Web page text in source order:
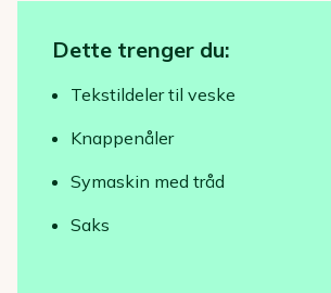
Dette trenger du:
Tekstildeler til veske
Knappenåler
Symaskin med tråd
Saks